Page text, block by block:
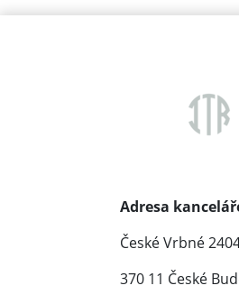
Adresa
České Vrbné
370 11 České